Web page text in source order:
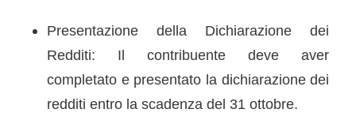
Presentazione della Dichiarazione dei
Redditi: Il contribuente deve aver
completato e presentato la dichiarazione dei
redditi entro la scadenza del 31 ottobre.